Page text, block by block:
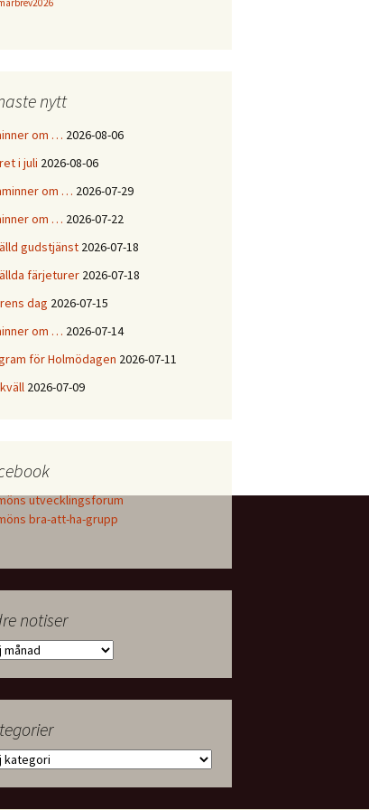
nytt
om … 2026-08-06
i juli 2026-08-06
om … 2026-07-29
om … 2026-07-22
gudstjänst 2026-07-18
färjeturer 2026-07-18
dag 2026-07-15
om … 2026-07-14
för Holmödagen 2026-07-11
2026-07-09
utvecklingsforum
bra-att-ha-grupp
notiser